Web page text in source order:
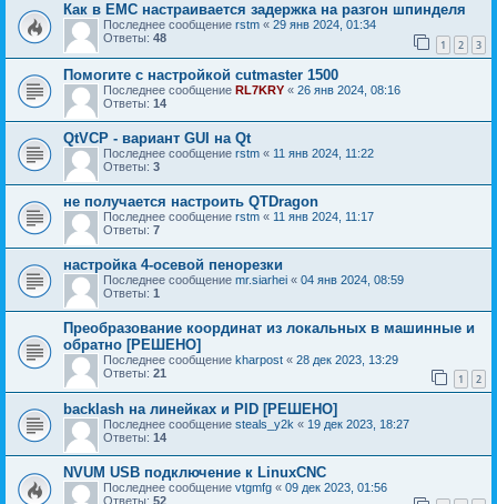
Как в EMC настраивается задержка на разгон шпинделя
Последнее сообщение rstm « 29 янв 2024, 01:34
Ответы: 48 1 2 3
Помогите с настройкой cutmaster 1500
Последнее сообщение RL7KRY « 26 янв 2024, 08:16
Ответы: 14
QtVCP - вариант GUI на Qt
Последнее сообщение rstm « 11 янв 2024, 11:22
Ответы: 3
не получается настроить QTDragon
Последнее сообщение rstm « 11 янв 2024, 11:17
Ответы: 7
настройка 4-осевой пенорезки
Последнее сообщение mr.siarhei « 04 янв 2024, 08:59
Ответы: 1
Преобразование координат из локальных в машинные и
обратно [РЕШЕНО]
Последнее сообщение kharpost « 28 дек 2023, 13:29
Ответы: 21 1 2
backlash на линейках и PID [РЕШЕНО]
Последнее сообщение steals_y2k « 19 дек 2023, 18:27
Ответы: 14
NVUM USB подключение к LinuxCNC
Последнее сообщение vtgmfg « 09 дек 2023, 01:56
Ответы: 52